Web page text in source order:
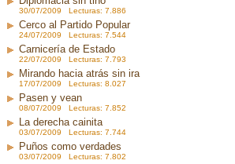
30/07/2009 Lecturas: 7.886
Cerco al Partido Popular
24/07/2009 Lecturas: 7.544
Carnicería de Estado
22/07/2009 Lecturas: 7.793
Mirando hacia atrás sin ira
17/07/2009 Lecturas: 8.027
Pasen y vean
08/07/2009 Lecturas: 7.852
La derecha cainita
03/07/2009 Lecturas: 7.744
Puños como verdades
03/07/2009 Lecturas: 7.802